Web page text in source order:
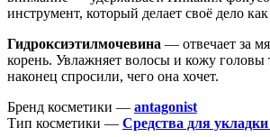
инструмент, который делает своё дело
Гидроксиэтилмочевина — отвечает за
корень. Увлажняет волосы и кожу головы
наконец спросили, чего она хочет.
Бренд косметики — antagonist
Тип косметики — Средства для